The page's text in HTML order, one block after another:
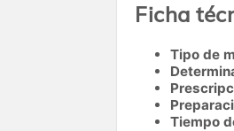
Ficha
Tipo de
Tiempo